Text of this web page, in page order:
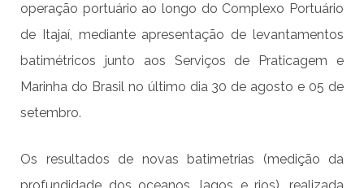
operação portuário ao longo do Complexo Portuário
de Itajaí, mediante apresentação de levantamentos
batimétricos junto aos Serviços de Praticagem e
Marinha do Brasil no último dia 30 de agosto e 05 de
setembro.
Os resultados de novas batimetrias (medição da